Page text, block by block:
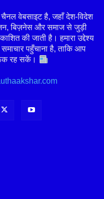
वेबसाइट है, जहाँ देश-विदेश
बिज़नेस और समाज से जुड़ी
की जाती है। हमारा उद्देश्य
पहुँचाना है, ताकि आप
रह सकें।